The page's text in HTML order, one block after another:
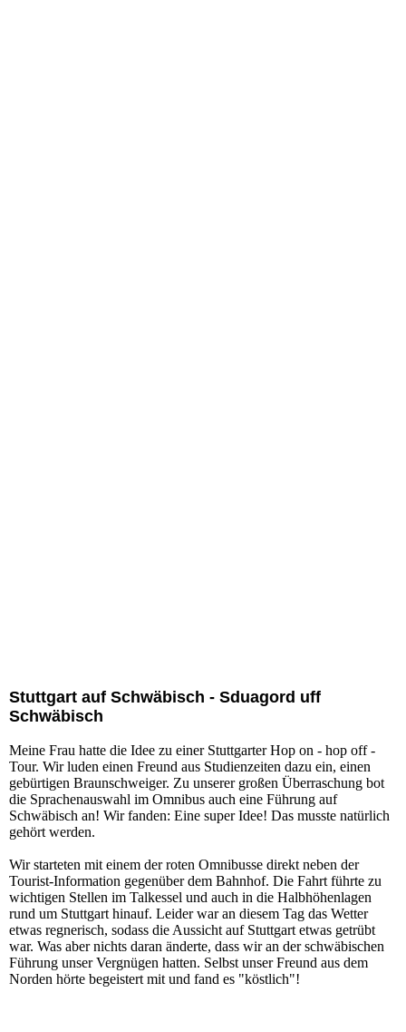
Stuttgart auf Schwäbisch - Sduagord uff
Schwäbisch
Meine Frau hatte die Idee zu einer Stuttgarter Hop on - hop off -
Tour. Wir luden einen Freund aus Studienzeiten dazu ein, einen
gebürtigen Braunschweiger. Zu unserer großen Überraschung bot
die Sprachenauswahl im Omnibus auch eine Führung auf
Schwäbisch an! Wir fanden: Eine super Idee! Das musste natürlich
gehört werden.
Wir starteten mit einem der roten Omnibusse direkt neben der
Tourist-Information gegenüber dem Bahnhof. Die Fahrt führte zu
wichtigen Stellen im Talkessel und auch in die Halbhöhenlagen
rund um Stuttgart hinauf. Leider war an diesem Tag das Wetter
etwas regnerisch, sodass die Aussicht auf Stuttgart etwas getrübt
war. Was aber nichts daran änderte, dass wir an der schwäbischen
Führung unser Vergnügen hatten. Selbst unser Freund aus dem
Norden hörte begeistert mit und fand es "köstlich"!